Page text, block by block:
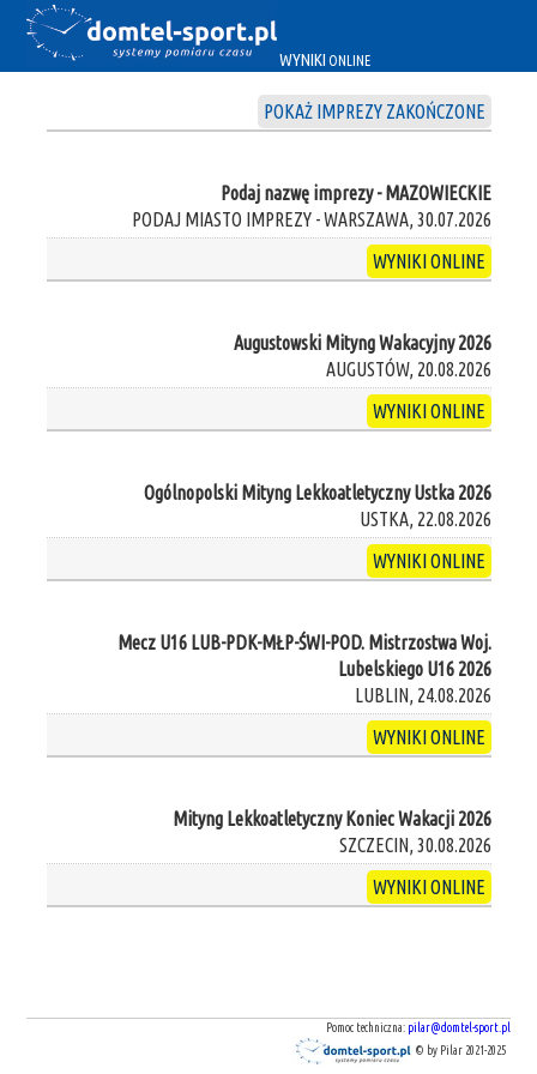
WYNIKI ONLINE
POKAŻ IMPREZY ZAKOŃCZONE
Podaj nazwę imprezy - MAZOWIECKIE
PODAJ MIASTO IMPREZY - WARSZAWA, 30.07.2026
WYNIKI ONLINE
Augustowski Mityng Wakacyjny 2026
AUGUSTÓW, 20.08.2026
WYNIKI ONLINE
Ogólnopolski Mityng Lekkoatletyczny Ustka 2026
USTKA, 22.08.2026
WYNIKI ONLINE
Mecz U16 LUB-PDK-MŁP-ŚWI-POD. Mistrzostwa Woj.
Lubelskiego U16 2026
LUBLIN, 24.08.2026
WYNIKI ONLINE
Mityng Lekkoatletyczny Koniec Wakacji 2026
SZCZECIN, 30.08.2026
WYNIKI ONLINE
Pomoc techniczna: pilar@domtel-sport.pl
© by Pilar 2021-2025